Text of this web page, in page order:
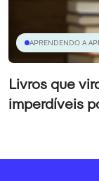
APRENDENDO A
Livros que
imperdíveis